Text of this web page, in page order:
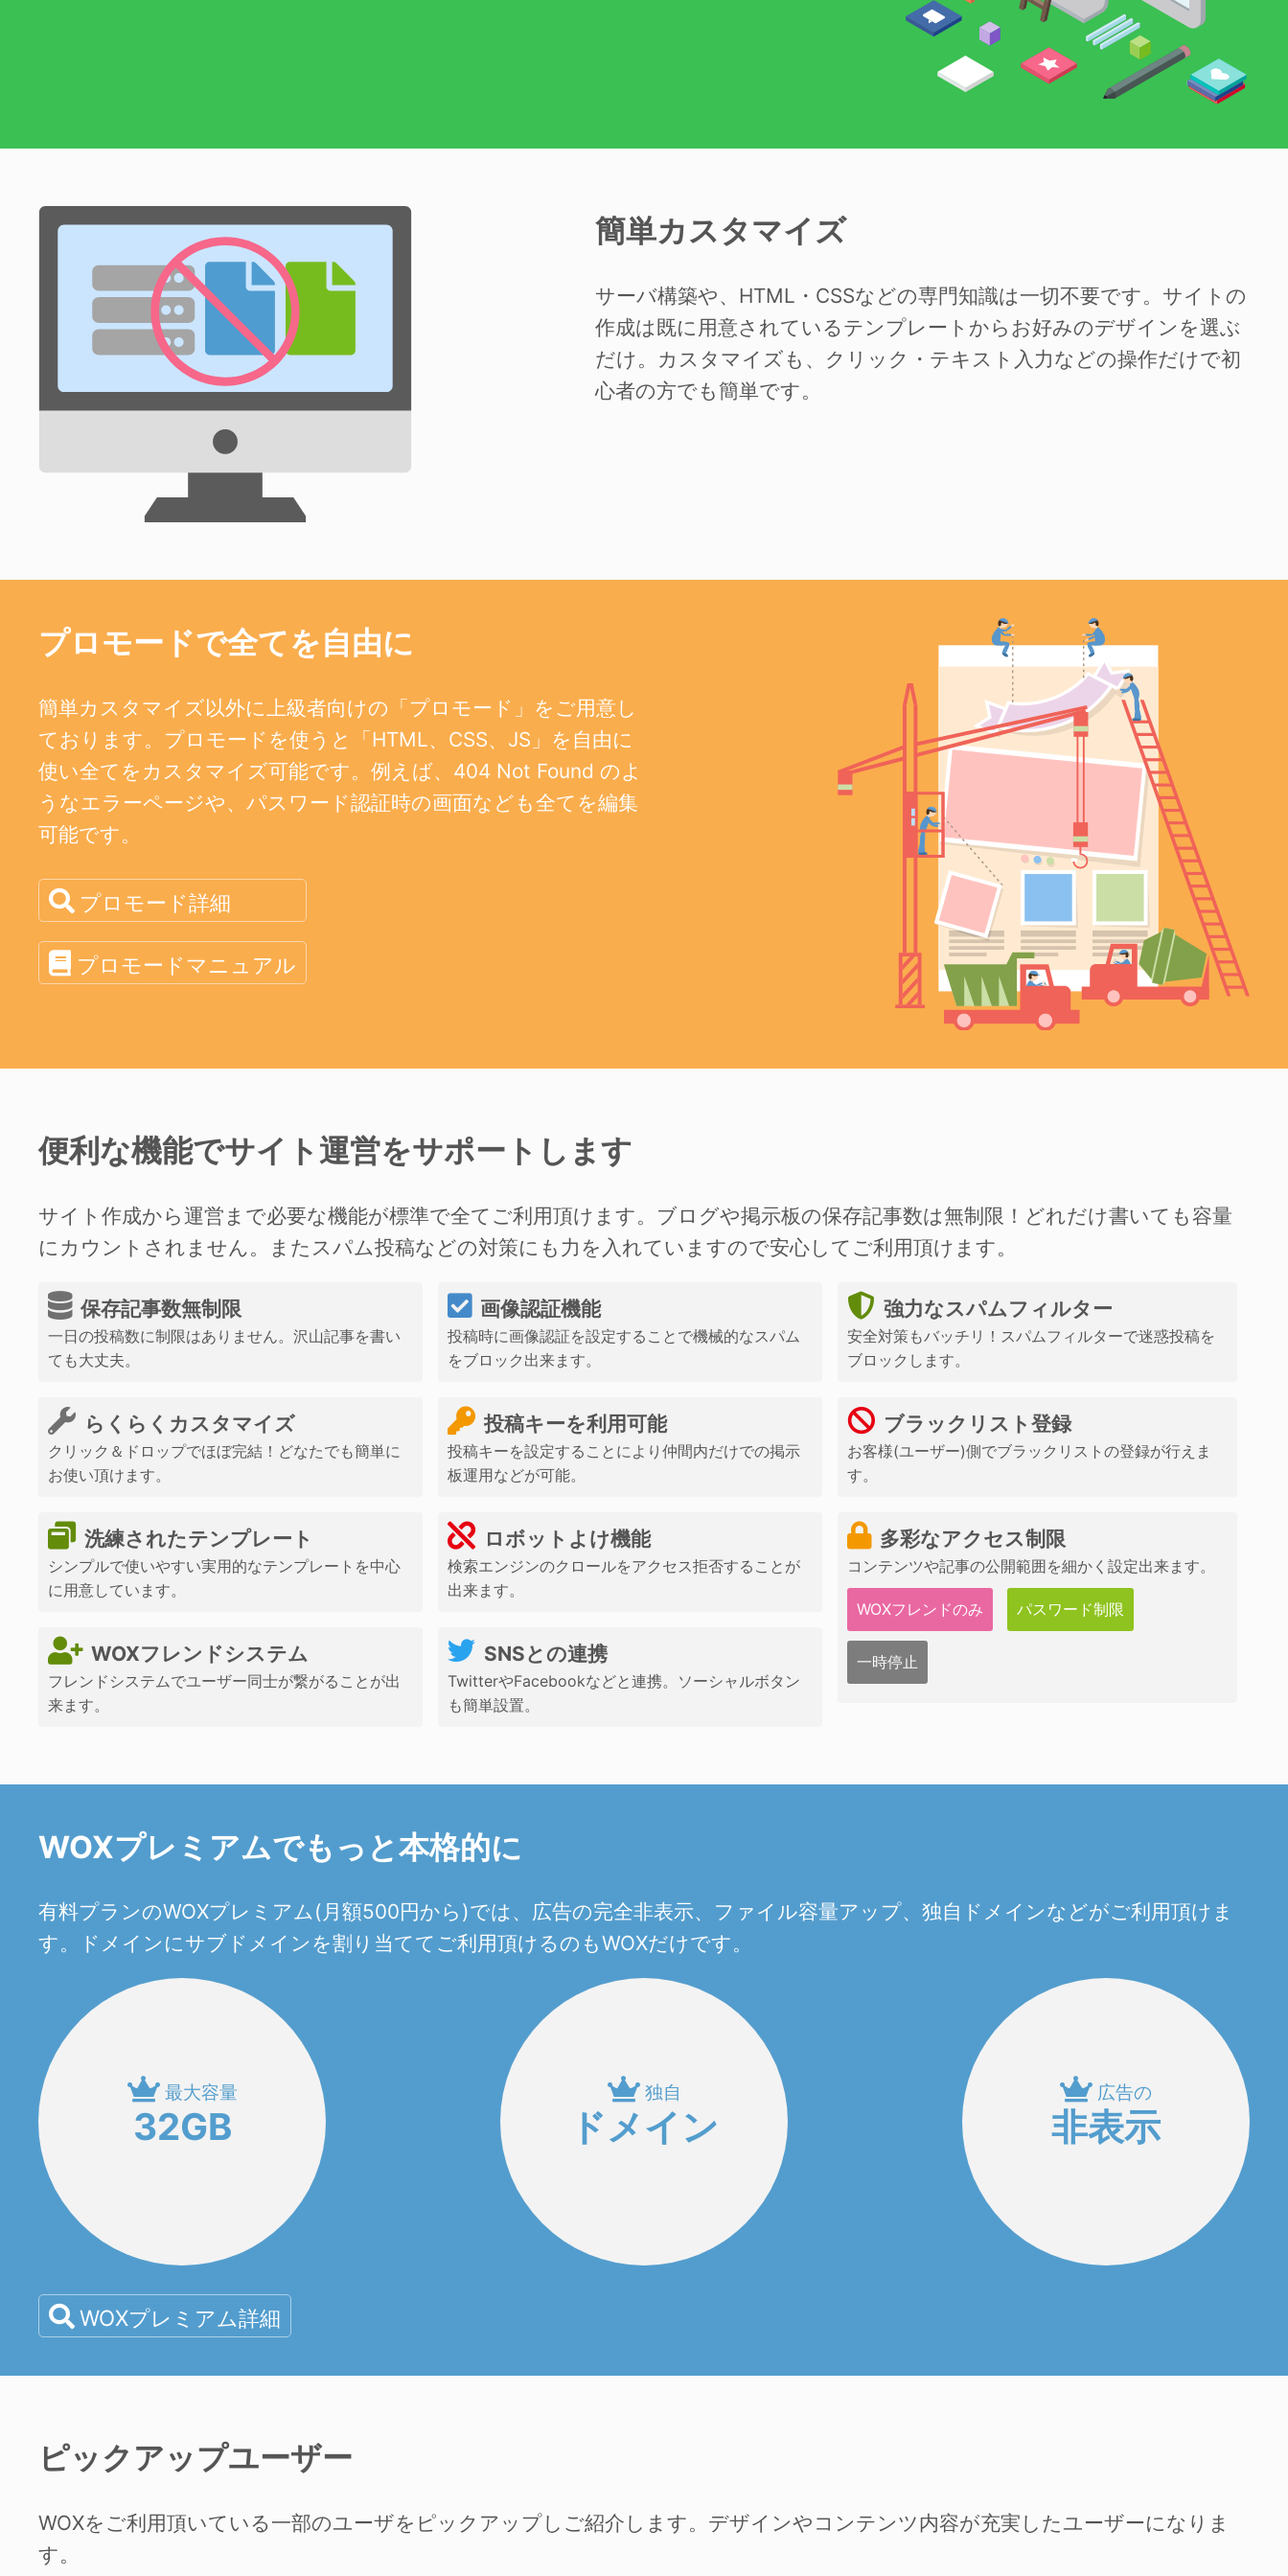
簡単カスタマイズ
サーバ構築や、HTML・CSSなどの専門知識は一切不要です。サイトの
作成は既に用意されているテンプレートからお好みのデザインを選ぶ
だけ。カスタマイズも、クリック・テキスト入力などの操作だけで初
心者の方でも簡単です。
プロモードで全てを自由に
簡単カスタマイズ以外に上級者向けの「プロモード」をご用意し
ております。プロモードを使うと「HTML、CSS、JS」を自由に
使い全てをカスタマイズ可能です。例えば、404 Not Found のよ
うなエラーページや、パスワード認証時の画面なども全てを編集
可能です。
プロモード詳細
プロモードマニュアル
便利な機能でサイト運営をサポートします
サイト作成から運営まで必要な機能が標準で全てご利用頂けます。ブログや掲示板の保存記事数は無制限！どれだけ書いても容量
にカウントされません。またスパム投稿などの対策にも力を入れていますので安心してご利用頂けます。
保存記事数無制限
一日の投稿数に制限はありません。沢山記事を書い
ても大丈夫。
らくらくカスタマイズ
クリック＆ドロップでほぼ完結！どなたでも簡単に
お使い頂けます。
洗練されたテンプレート
シンプルで使いやすい実用的なテンプレートを中心
に用意しています。
WOXフレンドシステム
フレンドシステムでユーザー同士が繋がることが出
来ます。
画像認証機能
投稿時に画像認証を設定することで機械的なスパム
をブロック出来ます。
投稿キーを利用可能
投稿キーを設定することにより仲間内だけでの掲示
板運用などが可能。
ロボットよけ機能
検索エンジンのクロールをアクセス拒否することが
出来ます。
SNSとの連携
TwitterやFacebookなどと連携。ソーシャルボタン
も簡単設置。
強力なスパムフィルター
安全対策もバッチリ！スパムフィルターで迷惑投稿を
ブロックします。
ブラックリスト登録
お客様(ユーザー)側でブラックリストの登録が行えま
す。
多彩なアクセス制限
コンテンツや記事の公開範囲を細かく設定出来ます。
WOXフレンドのみ パスワード制限
一時停止
WOXプレミアムでもっと本格的に
有料プランのWOXプレミアム(月額500円から)では、広告の完全非表示、ファイル容量アップ、独自ドメインなどがご利用頂けま
す。ドメインにサブドメインを割り当ててご利用頂けるのもWOXだけです。
最大容量
32GB
独自
ドメイン
広告の
非表示
WOXプレミアム詳細
ピックアップユーザー
WOXをご利用頂いている一部のユーザをピックアップしご紹介します。デザインやコンテンツ内容が充実したユーザーになりま
す。